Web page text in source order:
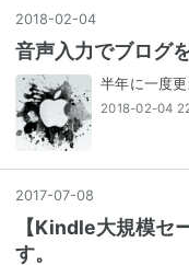
2018-02-04
音声入力でブログ
半年に一度
2018-02-04
2017-07-08
【Kindle大規模セ
す。